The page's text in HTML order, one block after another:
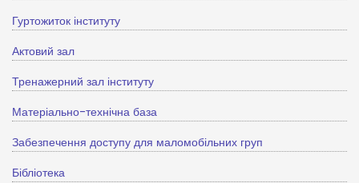
Гуртожиток інституту
Актовий зал
Тренажерний зал інституту
Матеріально-технічна база
Забезпечення доступу для маломобільних груп
Бібліотека